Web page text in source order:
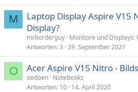
M
Laptop Display Aspire V15
Display?
mrborderguy Monitore und Displays:
Antworten 3 29. September 2021
O Acer Aspire V15 Nitro -
oedoen Notebooks
Antworten 10 14. April 2020